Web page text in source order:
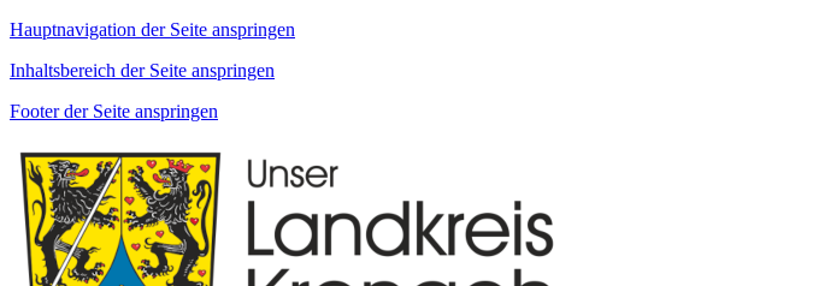
Hauptnavigation der Seite anspringen
Inhaltsbereich der Seite anspringen
Footer der Seite anspringen